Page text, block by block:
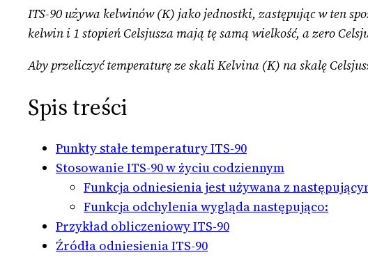
ITS-90 używa kelwinów (K) jako jednostki, zastępując w ten
kelwin i 1 stopień Celsjusza mają tę samą wielkość, a zero
Aby przeliczyć temperaturę ze skali Kelvina (K) na skalę
Spis treści
Punkty stałe temperatury ITS-90
Stosowanie ITS-90 w życiu codziennym
Funkcja odniesienia jest używana z
Funkcja odchylenia wygląda następująco:
Przykład obliczeniowy ITS-90
Źródła odniesienia ITS-90